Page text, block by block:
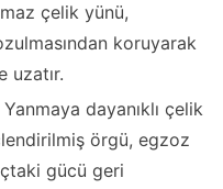
çelik yünü,
koruyarak
uzatır.
Yanmaya dayanıklı çelik
örgü, egzoz
gücü geri